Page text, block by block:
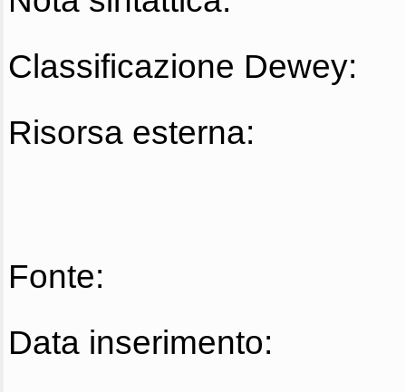
Classificazione Dewey:
Risorsa esterna:
Fonte:
Data inserimento: